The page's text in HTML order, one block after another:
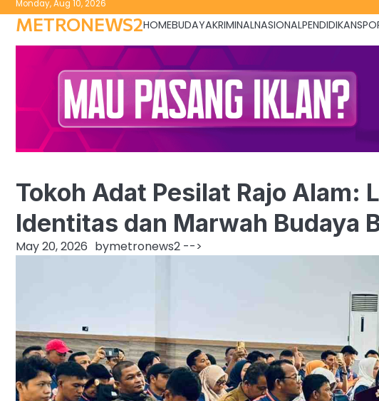
to
content
Monday, Aug 10, 2026
METRONEWS2HOMEBUDAYAKRIMINALNASIONALPENDIDIKAN
Tokoh Adat Pesilat Rajo Alam:
Identitas dan Marwah Budaya
May 20, 2026 bymetronews2 -->